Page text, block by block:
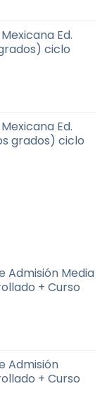
Ed.
ciclo
Ed.
grados) ciclo
Admisión Media
+ Curso
Admisión
+ Curso